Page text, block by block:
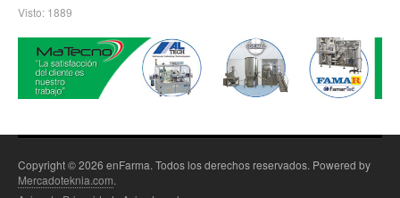
Visto: 1889
Copyright © 2026 enFarma. Todos los derechos reservados. Powered by
Mercadoteknia.com.